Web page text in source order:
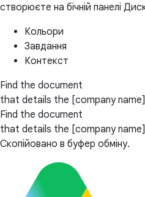
створюєте на бічній панелі
Кольори
Завдання
Контекст
Find the document
that details the [company
Find the document
that details the [company
Скопійовано в буфер обміну.